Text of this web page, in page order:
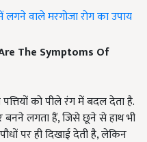
वाले मरगोजा रोग का उपाय
The Symptoms Of
को पीले रंग में बदल देता है.
बनने लगता हैं, जिसे छूने से हाथ भी
पर ही दिखाई देती है, लेकिन